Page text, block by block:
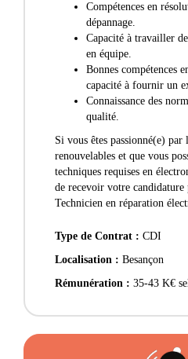
Compétences en
dépannage.
Capacité à travailler
en équipe.
Bonnes compétences
capacité à fournir un
Connaissance des
qualité.
Si vous êtes passionné(e) par
renouvelables et que vous
techniques requises en
de recevoir votre candidature
Technicien en réparation
Type de Contrat : CDI
Localisation : Besançon
Rémunération : 35-43 K€